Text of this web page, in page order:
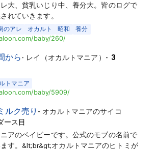
大、貧乳いじり中、養分大。皆のログで
れていきます。
のアレ オカルト 昭和
養分
baby/260/
から- レイ（オカルトマニア） - 3
トマニア
baby/5909/
ルク売り - オカルトマニアのサイコ
ース目
アのベイビーです。公式のモブの名前で
す。&lt;br&gt;オカルトマニアのヒトミが